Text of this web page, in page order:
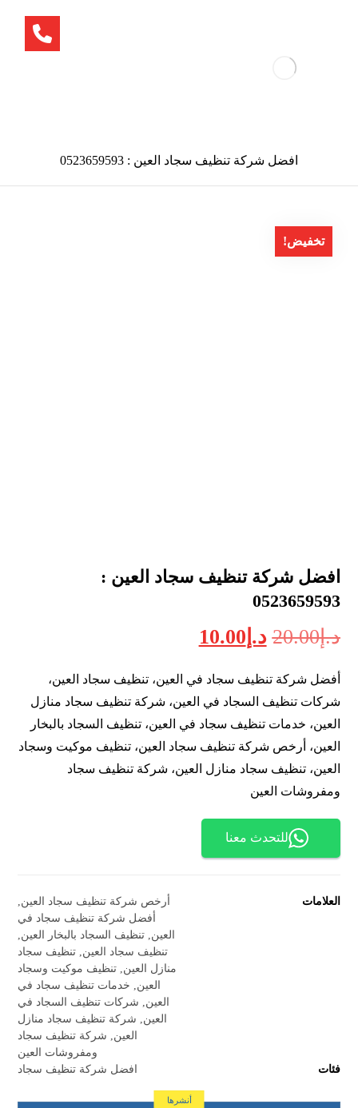
افضل شركة تنظيف سجاد العين : 0523659593
تخفيض!
افضل شركة تنظيف سجاد العين :
0523659593
د.إ20.00 د.إ 10.00
أفضل شركة تنظيف سجاد في العين، تنظيف سجاد العين،
شركات تنظيف السجاد في العين، شركة تنظيف سجاد منازل
العين، خدمات تنظيف سجاد في العين، تنظيف السجاد بالبخار
العين، أرخص شركة تنظيف سجاد العين، تنظيف موكيت وسجاد
العين، تنظيف سجاد منازل العين، شركة تنظيف سجاد
ومفروشات العين
للتحدث معنا
العلامات أرخص شركة تنظيف سجاد العين
أفضل شركة تنظيف سجاد في
العين تنظيف السجاد بالبخار العين
تنظيف سجاد العين تنظيف سجاد
منازل العين تنظيف موكيت وسجاد
العين
خدمات تنظيف سجاد في
العين
شركات تنظيف السجاد في
العين
شركة تنظيف سجاد منازل
العين
شركة تنظيف سجاد
ومفروشات العين
فئات
افضل شركة تنظيف سجاد